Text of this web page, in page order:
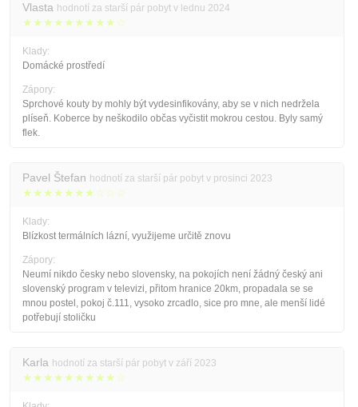
Vlasta hodnotí za starší pár pobyt v lednu 2024
★★★★★★★★★☆
Klady:
Domácké prostředí
Zápory:
Sprchové kouty by mohly být vydesinfikovány, aby se v nich nedržela
plíseň. Koberce by neškodilo občas vyčistit mokrou cestou. Byly samý
flek.
Pavel Štefan hodnotí za starší pár pobyt v prosinci 2023
★★★★★★★☆☆☆
Klady:
Blízkost termálních lázní, využijeme určitě znovu
Zápory:
Neumí nikdo česky nebo slovensky, na pokojích není žádný český ani
slovenský program v televizi, přitom hranice 20km, propadala se se
mnou postel, pokoj č.111, vysoko zrcadlo, sice pro mne, ale menší lidé
potřebují stoličku
Karla hodnotí za starší pár pobyt v září 2023
★★★★★★★★★☆